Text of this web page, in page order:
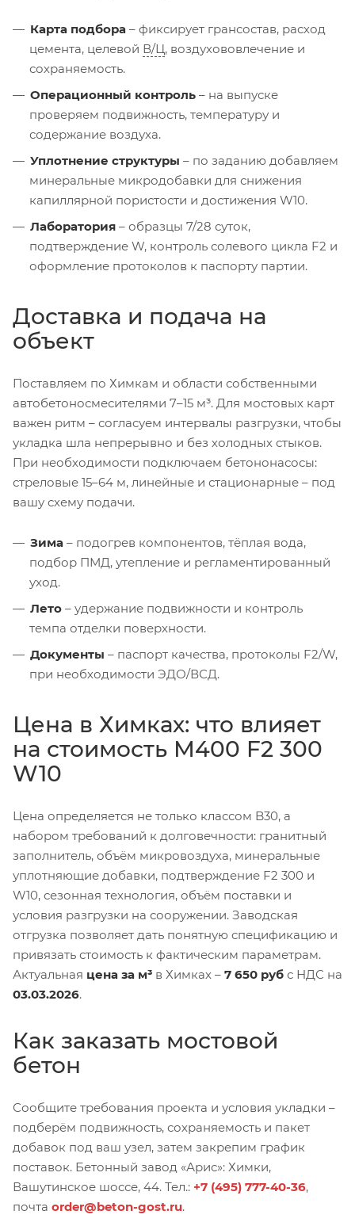
Карта подбора – фиксирует грансостав, расход
цемента, целевой В/Ц, воздухововлечение и
сохраняемость.
Операционный контроль – на выпуске
проверяем подвижность, температуру и
содержание воздуха.
Уплотнение структуры – по заданию добавляем
минеральные микродобавки для снижения
капиллярной пористости и достижения W10.
Лаборатория – образцы 7/28 суток,
подтверждение W, контроль солевого цикла F2 и
оформление протоколов к паспорту партии.
Доставка и подача на
объект
Поставляем по Химкам и области собственными
автобетоносмесителями 7–15 м³. Для мостовых карт
важен ритм – согласуем интервалы разгрузки, чтобы
укладка шла непрерывно и без холодных стыков.
При необходимости подключаем бетононасосы:
стреловые 15–64 м, линейные и стационарные – под
вашу схему подачи.
Зима – подогрев компонентов, тёплая вода,
подбор ПМД, утепление и регламентированный
уход.
Лето – удержание подвижности и контроль
темпа отделки поверхности.
Документы – паспорт качества, протоколы F2/W,
при необходимости ЭДО/ВСД.
Цена в Химках: что влияет
на стоимость М400 F2 300
W10
Цена определяется не только классом B30, а
набором требований к долговечности: гранитный
заполнитель, объём микровоздуха, минеральные
уплотняющие добавки, подтверждение F2 300 и
W10, сезонная технология, объём поставки и
условия разгрузки на сооружении. Заводская
отгрузка позволяет дать понятную спецификацию и
привязать стоимость к фактическим параметрам.
Актуальная цена за м³ в Химках – 7 650 руб с НДС на
03.03.2026.
Как заказать мостовой
бетон
Сообщите требования проекта и условия укладки –
подберём подвижность, сохраняемость и пакет
добавок под ваш узел, затем закрепим график
поставок. Бетонный завод «Арис»: Химки,
Вашутинское шоссе, 44. Тел.: +7 (495) 777-40-36,
почта order@beton-gost.ru.